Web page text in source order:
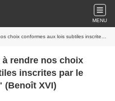
MENU
lois subtiles inscrites par le Créateur dans l’univers" (Benoît XVI)
rendre nos choix
inscrites par le
(Benoît XVI)